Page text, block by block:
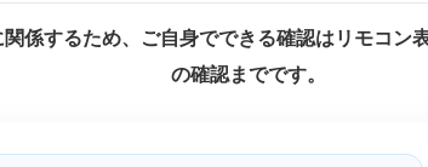
係するため、ご自身でできる確認はリモコン
の確認までです。